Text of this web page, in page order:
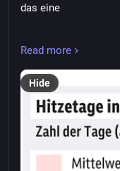
das eine
Schließlich sei es
„Sind nicht darauf
runtergehen. „Die
Read more
Hide